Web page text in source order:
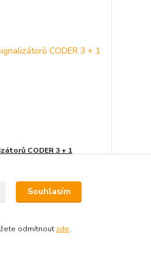
CODER 3 + 1
Souhlasím
odmítnout zde.